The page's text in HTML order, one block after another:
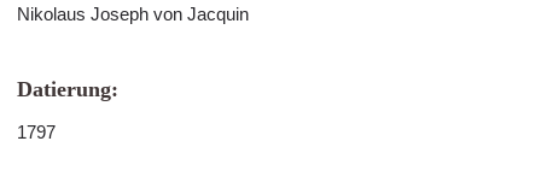
Nikolaus Joseph von Jacquin
Datierung:
1797